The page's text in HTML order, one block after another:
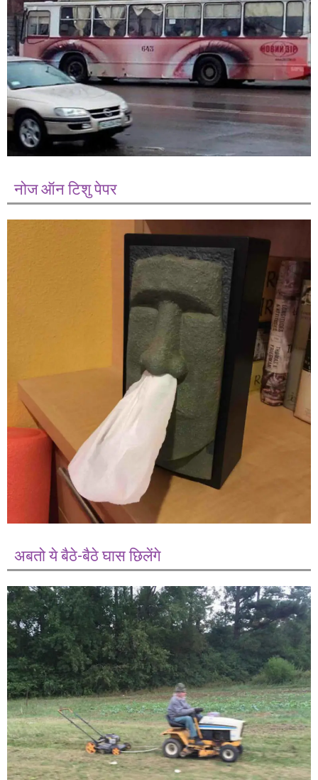
नोज ऑन टिशु पेपर
अबतो ये बैठे-बैठे घास छिलेंगे